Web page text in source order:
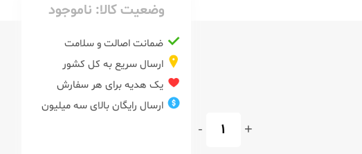
+
-
وضعیت کالا: ناموجود
ضمانت اصالت و سلامت
ارسال سریع به کل کشور
یک هدیه برای هر سفارش
ارسال رایگان بالای سه میلیون